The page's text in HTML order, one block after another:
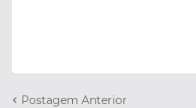
Postagem Anterior